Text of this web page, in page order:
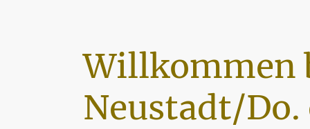
Willkommen
Neustadt/Do.